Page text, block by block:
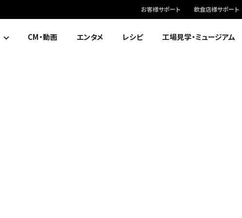
お客様サポート 飲食店様サポート
CM・動画 エンタメ レシピ 工場見学・ミュージアム